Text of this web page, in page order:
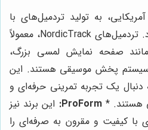
به تولید تردمیل‌های با
کیفیت و پیشرفته شهرت دارد. تردمیل‌های NordicTrack، معمولاً
مانند صفحه نمایش لمسی بزرگ،
سیستم پخش موسیقی هستند. این
دنبال یک تجربه تمرینی حرفه‌ای و
هستند. *ProForm: این برند نیز
با کیفیت و مقرون به صرفه‌ای را